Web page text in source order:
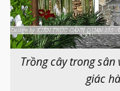
Trồng cây trong
giác